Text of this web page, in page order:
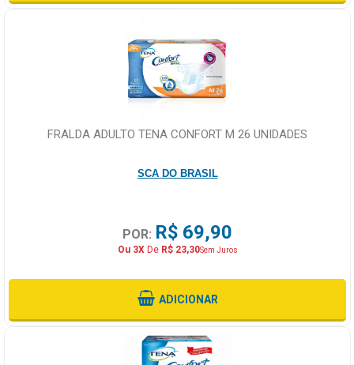
FRALDA ADULTO TENA CONFORT M 26 UNIDADES
SCA DO BRASIL
POR: R$ 69,90
Ou 3XDe R$ 23,30Sem Juros
ADICIONAR